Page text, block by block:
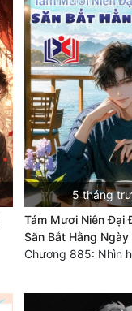
5 tháng
Tám Mươi Niên Đại
Săn Bắt Hằng Ngày
Chương 885: Nhìn